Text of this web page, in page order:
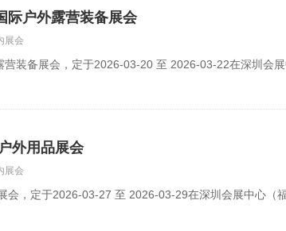
际户外露营装备展会
展会
装备展会，定于2026-03-20 至 2026-03-22在深圳会
外用品展会
展会
会，定于2026-03-27 至 2026-03-29在深圳会展中心（